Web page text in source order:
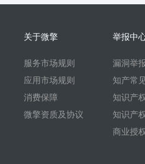
关于微擎
服务市场规则
应用市场规则
消费保障
微擎资质及协议
举报中
漏洞举
知产常
知识产
知识产
商业授